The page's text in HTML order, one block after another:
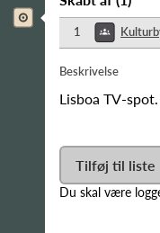
1
Beskrivelse
Lisboa TV-
Tilføj til liste
Du skal være